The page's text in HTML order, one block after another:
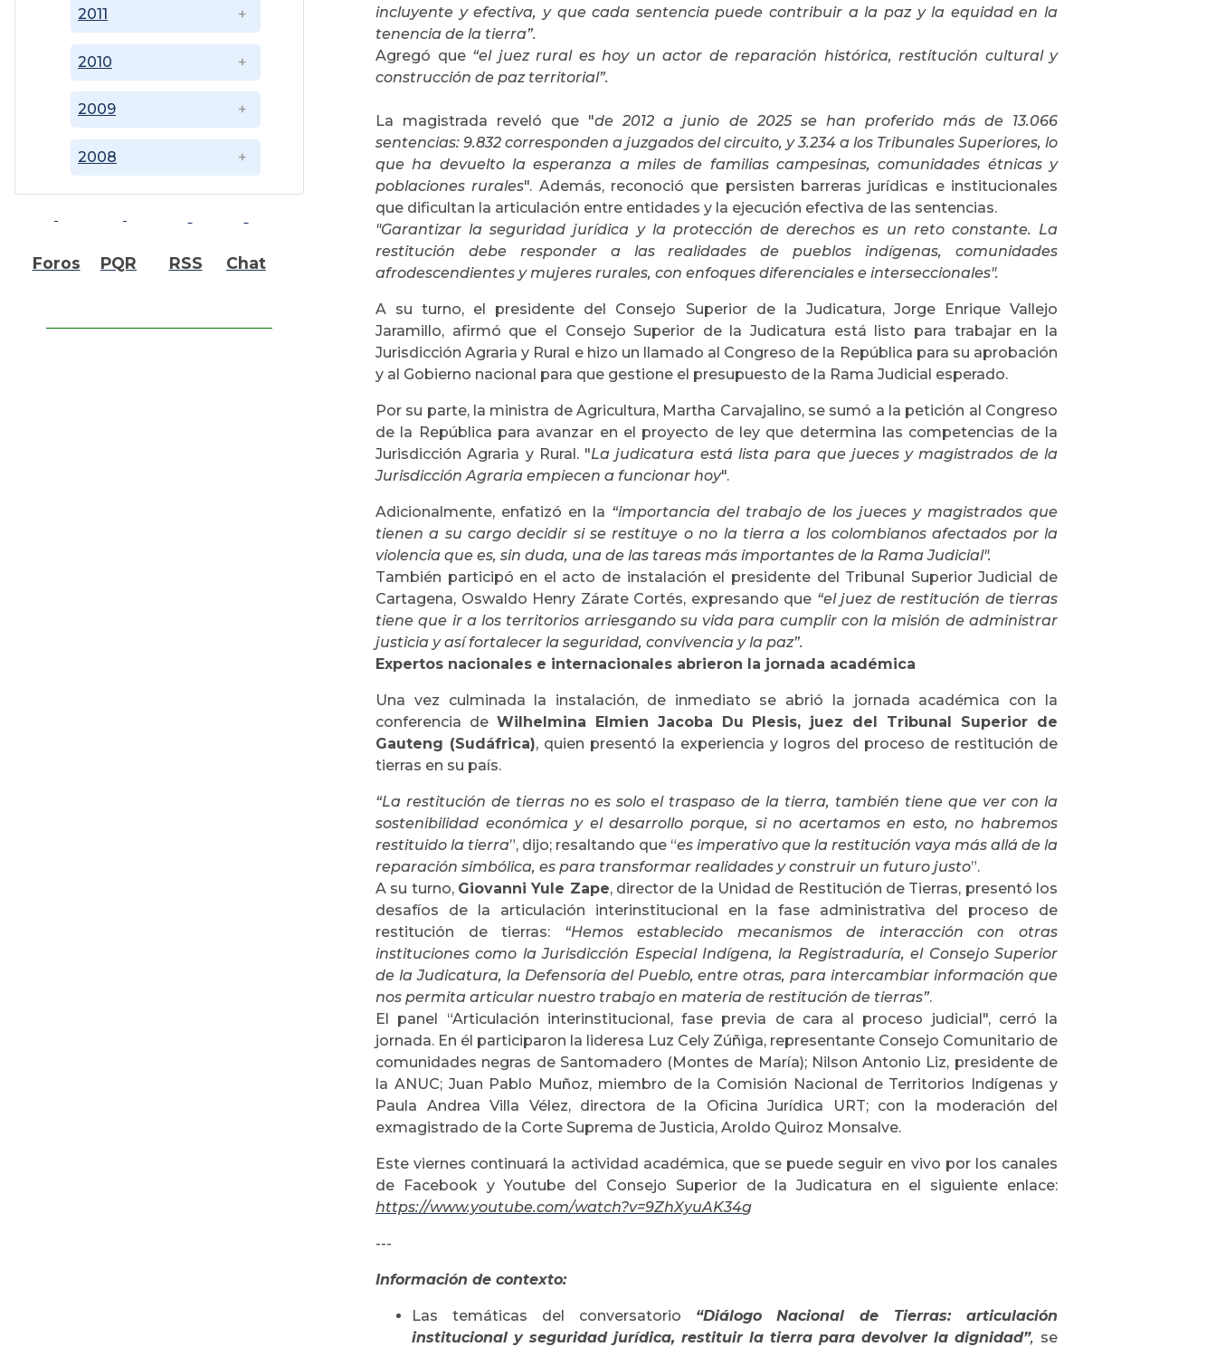
2008
2009
2010
2011
Foros PQR RSS Chat
incluyente y efectiva, y que cada sentencia puede contribuir a la paz y la equidad en la
tenencia de la tierra”.
Agregó que “el juez rural es hoy un actor de reparación histórica, restitución cultural y
construcción de paz territorial”.
La magistrada reveló que "de 2012 a junio de 2025 se han proferido más de 13.066
sentencias: 9.832 corresponden a juzgados del circuito, y 3.234 a los Tribunales Superiores, lo
que ha devuelto la esperanza a miles de familias campesinas, comunidades étnicas y
poblaciones rurales". Además, reconoció que persisten barreras jurídicas e institucionales
que dificultan la articulación entre entidades y la ejecución efectiva de las sentencias.
"Garantizar la seguridad jurídica y la protección de derechos es un reto constante. La
restitución debe responder a las realidades de pueblos indígenas, comunidades
afrodescendientes y mujeres rurales, con enfoques diferenciales e interseccionales".
A su turno, el presidente del Consejo Superior de la Judicatura, Jorge Enrique Vallejo
Jaramillo, afirmó que el Consejo Superior de la Judicatura está listo para trabajar en la
Jurisdicción Agraria y Rural e hizo un llamado al Congreso de la República para su aprobación
y al Gobierno nacional para que gestione el presupuesto de la Rama Judicial esperado.
Por su parte, la ministra de Agricultura, Martha Carvajalino, se sumó a la petición al Congreso
de la República para avanzar en el proyecto de ley que determina las competencias de la
Jurisdicción Agraria y Rural. "La judicatura está lista para que jueces y magistrados de la
Jurisdicción Agraria empiecen a funcionar hoy".
Adicionalmente, enfatizó en la “importancia del trabajo de los jueces y magistrados que
tienen a su cargo decidir si se restituye o no la tierra a los colombianos afectados por la
violencia que es, sin duda, una de las tareas más importantes de la Rama Judicial".
También participó en el acto de instalación el presidente del Tribunal Superior Judicial de
Cartagena, Oswaldo Henry Zárate Cortés, expresando que “el juez de restitución de tierras
tiene que ir a los territorios arriesgando su vida para cumplir con la misión de administrar
justicia y así fortalecer la seguridad, convivencia y la paz”.
Expertos nacionales e internacionales abrieron la jornada académica
Una vez culminada la instalación, de inmediato se abrió la jornada académica con la
conferencia de Wilhelmina Elmien Jacoba Du Plesis, juez del Tribunal Superior de
Gauteng (Sudáfrica), quien presentó la experiencia y logros del proceso de restitución de
tierras en su país.
“La restitución de tierras no es solo el traspaso de la tierra, también tiene que ver con la
sostenibilidad económica y el desarrollo porque, si no acertamos en esto, no habremos
restituido la tierra”, dijo; resaltando que “es imperativo que la restitución vaya más allá de la
reparación simbólica, es para transformar realidades y construir un futuro justo”.
A su turno, Giovanni Yule Zape, director de la Unidad de Restitución de Tierras, presentó los
desafíos de la articulación interinstitucional en la fase administrativa del proceso de
restitución de tierras: “Hemos establecido mecanismos de interacción con otras
instituciones como la Jurisdicción Especial Indígena, la Registraduría, el Consejo Superior
de la Judicatura, la Defensoría del Pueblo, entre otras, para intercambiar información que
nos permita articular nuestro trabajo en materia de restitución de tierras”.
El panel “Articulación interinstitucional, fase previa de cara al proceso judicial", cerró la
jornada. En él participaron la lideresa Luz Cely Zúñiga, representante Consejo Comunitario de
comunidades negras de Santomadero (Montes de María); Nilson Antonio Liz, presidente de
la ANUC; Juan Pablo Muñoz, miembro de la Comisión Nacional de Territorios Indígenas y
Paula Andrea Villa Vélez, directora de la Oficina Jurídica URT; con la moderación del
exmagistrado de la Corte Suprema de Justicia, Aroldo Quiroz Monsalve.
Este viernes continuará la actividad académica, que se puede seguir en vivo por los canales
de Facebook y Youtube del Consejo Superior de la Judicatura en el siguiente enlace:
https://www.youtube.com/watch?v=9ZhXyuAK34g
---
Información de contexto:
Las temáticas del conversatorio “Diálogo Nacional de Tierras: articulación
institucional y seguridad jurídica, restituir la tierra para devolver la dignidad”, se